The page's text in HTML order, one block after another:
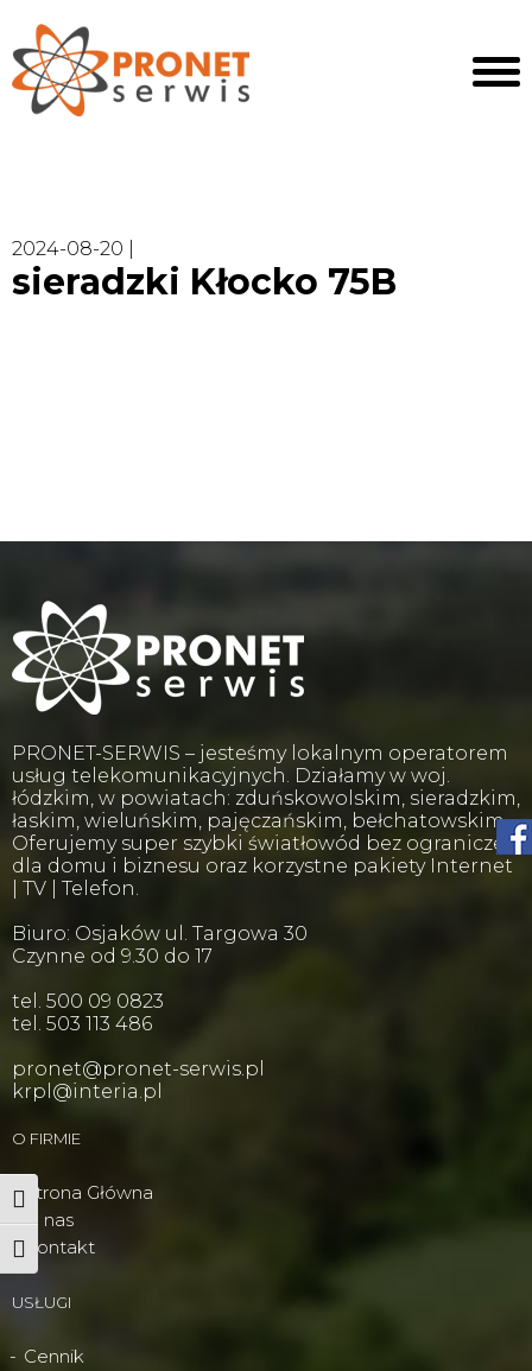
Wysoki kontrast
Powiększ tekst
2024-08-20 |
sieradzki Kłocko 75B
PRONET-SERWIS – jesteśmy lokalnym operatorem
usług telekomunikacyjnych. Działamy w woj.
łódzkim, w powiatach: zduńskowolskim, sieradzkim,
łaskim, wieluńskim, pajęczańskim, bełchatowskim.
Oferujemy super szybki światłowód bez ograniczeń
dla domu i biznesu oraz korzystne pakiety Internet
| TV | Telefon.
Biuro: Osjaków ul. Targowa 30
Czynne od 9.30 do 17
tel. 500 09 0823
tel. 503 113 486
pronet@pronet-serwis.pl
krpl@interia.pl
O FIRMIE
Strona Główna
O nas
Kontakt
USŁUGI
Cennik